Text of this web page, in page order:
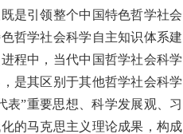
是引领整个中国特色哲学社会
哲学社会科学自主知识体系建
程中，当代中国哲学社会科学
是其区别于其他哲学社会科学
表”重要思想、科学发展观、习
的马克思主义理论成果，构成